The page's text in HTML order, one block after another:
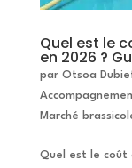
Quel est le
en 2026 ?
par Otsoa
Marché
Quel est le coût